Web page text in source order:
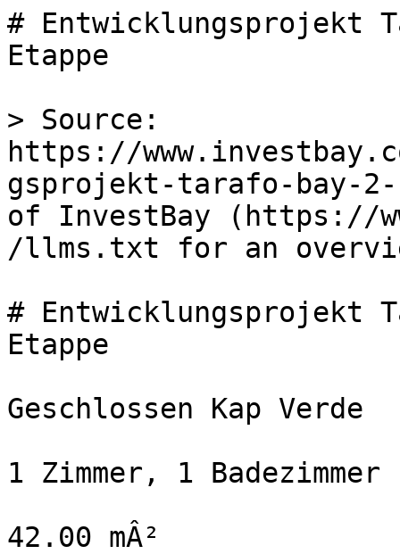
# Entwicklungsprojekt
Etappe
> Source:
https://
gsprojekt-tarafo-bay-2-
of InvestBay (https://
/llms.txt for an
# Entwicklungsprojekt
Etappe
Geschlossen Kap Verde
1 Zimmer, 1 Badezimmer
42.00 mÂ²